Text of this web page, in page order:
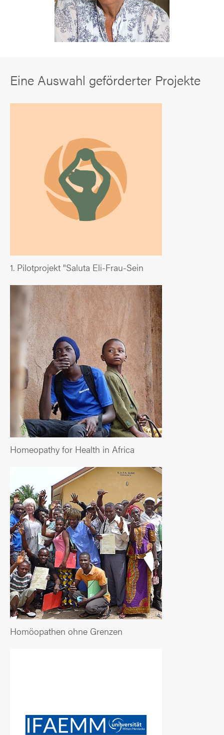
Eine Auswahl geförderter Projekte
1. Pilotprojekt "Saluta Eli-Frau-Sein
Homeopathy for Health in Africa
Homöopathen ohne Grenzen